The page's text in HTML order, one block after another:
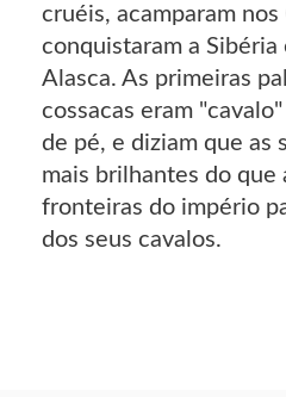
cruéis, acamparam nos
conquistaram a Sibéria
Alasca. As primeiras
cossacas eram
de pé, e diziam que as
mais brilhantes do que
fronteiras do império
dos seus cavalos.